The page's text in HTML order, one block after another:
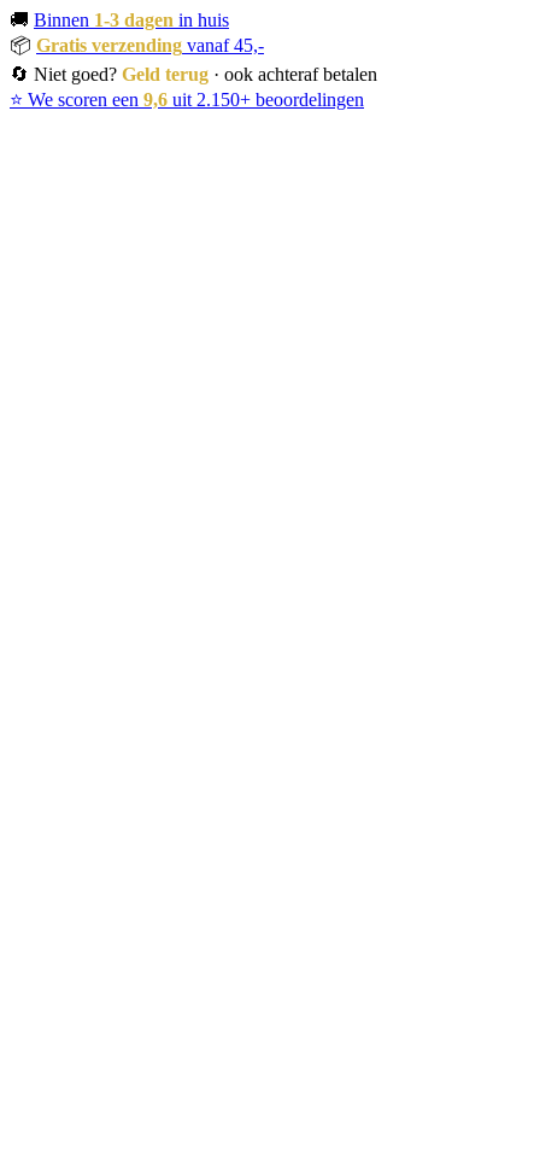
🚚 Binnen 1-3 dagen in huis
📦 Gratis verzending vanaf 45,-
🔄 Niet goed? Geld terug · ook achteraf betalen
⭐ We scoren een 9,6 uit 2.150+ beoordelingen